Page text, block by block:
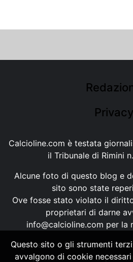
Privacy
Calcioline.com è testata
il Tribunale di Rimini
Alcune foto di questo blog e
sito sono state
Ove fosse stato violato il
proprietari di darne
info@calcioline.com per la
Ogni testo e foto di proprietà
possono essere copiati o
Questo sito o gli strumenti
avvalgono di cookie